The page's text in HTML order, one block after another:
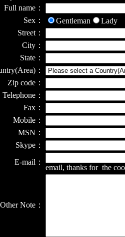
Full name：
Sex：
Gentleman
Lady
Street：
City：
State：
：
Zip code：
Telephone：
Fax：
Mobile：
MSN：
Skype：
E-mail：
email, thanks for the
Other Note：